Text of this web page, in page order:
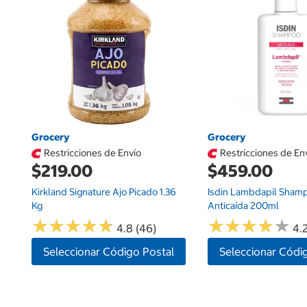
Grocery
Restricciones de Envío
$219.00
Kirkland Signature Ajo Picado 1.36
Kg
★★★★★
★★★★★ 4.8 (46)
Seleccionar Código Postal
Grocery
Restricciones de
$459.00
Isdin Lambdapil
Anticaída 200ml
★★★★★
★★★★★
Seleccionar